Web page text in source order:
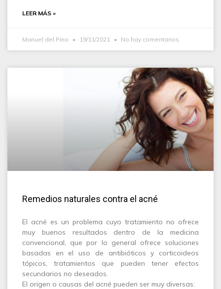
LEER MÁS »
Manuel del Pino 19/11/2021 No hay comentarios
Remedios naturales contra el acné
El acné es un problema cuyo tratamiento no ofrece
muy buenos resultados dentro de la medicina
convencional, que por lo general ofrece soluciones
basadas en el uso de antibióticos y corticoideos
tópicos, tratamientos que pueden tener efectos
secundarios no deseados.
El origen o causas del acné pueden ser muy diversas: